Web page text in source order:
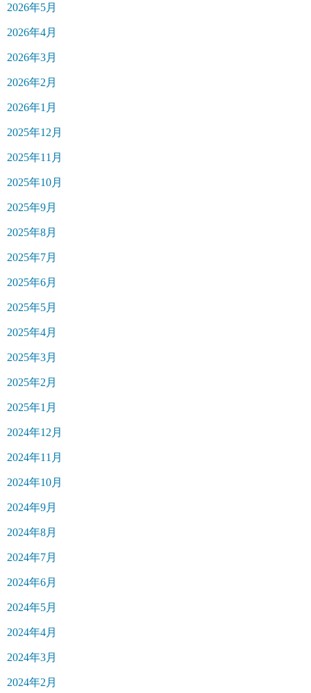
2026年5月
2026年4月
2026年3月
2026年2月
2026年1月
2025年12月
2025年11月
2025年10月
2025年9月
2025年8月
2025年7月
2025年6月
2025年5月
2025年4月
2025年3月
2025年2月
2025年1月
2024年12月
2024年11月
2024年10月
2024年9月
2024年8月
2024年7月
2024年6月
2024年5月
2024年4月
2024年3月
2024年2月